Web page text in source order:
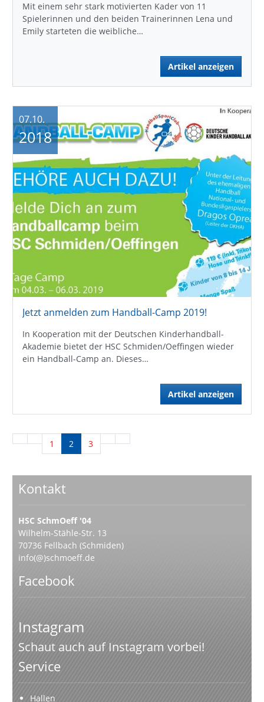
Mit einem sehr stark motivierten Kader von 11
Spielerinnen und den beiden Trainerinnen Lena und
Emily starteten die weibliche…
Artikel anzeigen
Jetzt anmelden zum Handball-Camp 2019!
In Kooperation mit der Deutschen Kinderhandball-
Akademie bietet der HSC Schmiden/Oeffingen wieder
ein Handball-Camp an. Dieses…
Artikel anzeigen
07.10.
2018
1 2 3
Kontakt
HSC SchmOeff '04
Wilhelm-Stähle-Str. 13
70736 Fellbach (Schmiden)
info(@)schmoeff.de
Facebook
Instagram
Schaut auch auf Instagram vorbei!
Service
Hallen